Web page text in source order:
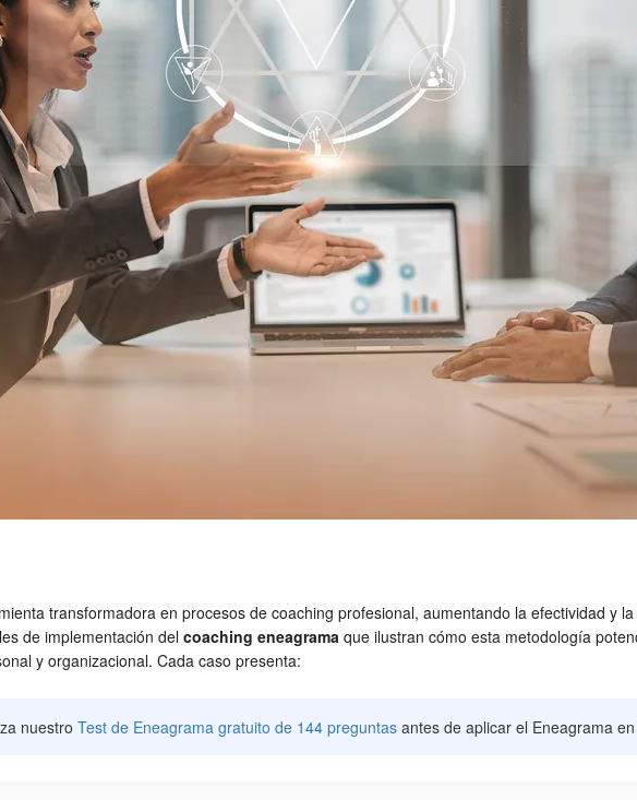
transformadora en procesos de coaching profesional, aumentando la efectividad y
de implementación del coaching eneagrama que ilustran cómo esta metodología
y organizacional. Cada caso presenta:
nuestro Test de Eneagrama gratuito de 144 preguntas antes de aplicar el Eneagrama